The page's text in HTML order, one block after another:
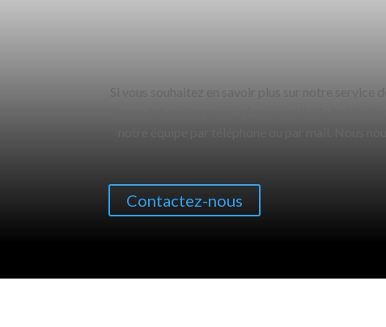
Si vous souhaitez en savoir plus sur notre
Contactez-nous